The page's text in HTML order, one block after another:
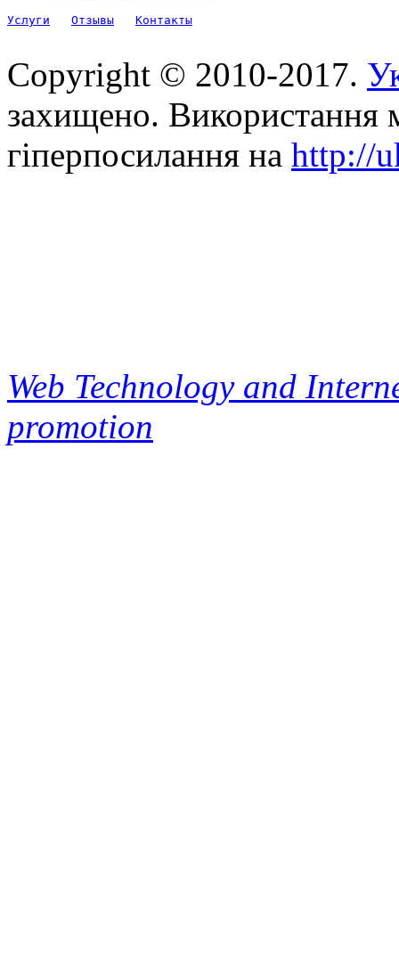
Услуги Отзывы Контакты
Copyright © 2010-2017.
захищено. Використання
гіперпосилання на http://
Web Technology and
promotion